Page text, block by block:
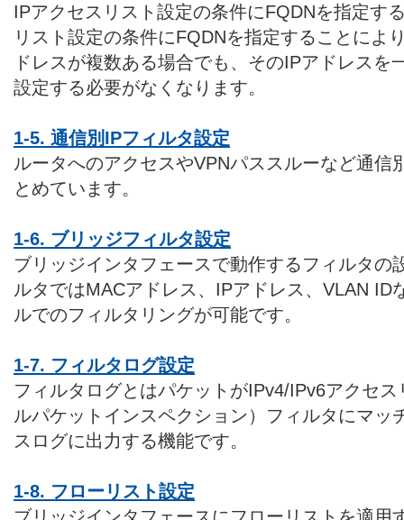
IPアクセスリスト設定の条件にFQDNを指定す
リスト設定の条件にFQDNを指定することによ
ドレスが複数ある場合でも、そのIPアドレスを
設定する必要がなくなります。
1-5. 通信別IPフィルタ設定
ルータへのアクセスやVPNパススルーなど通信
とめています。
1-6. ブリッジフィルタ設定
ブリッジインタフェースで動作するフィルタの
ルタではMACアドレス、IPアドレス、VLAN ID
ルでのフィルタリングが可能です。
1-7. フィルタログ設定
フィルタログとはパケットがIPv4/IPv6アクセ
ルパケットインスペクション）フィルタにマッ
スログに出力する機能です。
1-8. フローリスト設定